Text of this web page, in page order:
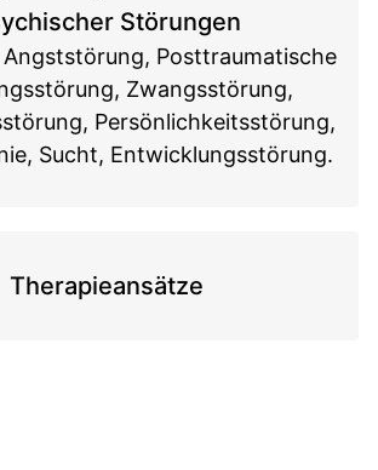
Störungen
Angststörung, Posttraumatische
Zwangsstörung,
Persönlichkeitsstörung,
Sucht, Entwicklungsstörung.
Therapieansätze